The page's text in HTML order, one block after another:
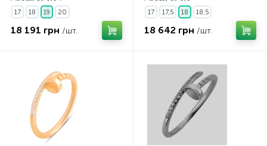
17 18 19 20
18 191 грн /шт.
17 17,5 18 18,5
18 642 грн /шт.